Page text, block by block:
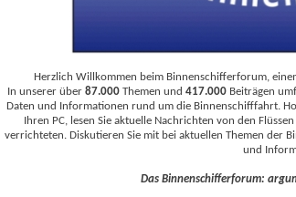
Herzlich Willkommen beim Binnenschifferforum,
In unserer über 87.000Themen und 417.000Beiträgen
Daten und Informationen rund um die Binnenschifffahrt.
Ihren PC, lesen Sie aktuelle Nachrichten von den
verrichteten. Diskutieren Sie mit bei aktuellen Themen der
und
Das Binnenschifferforum: